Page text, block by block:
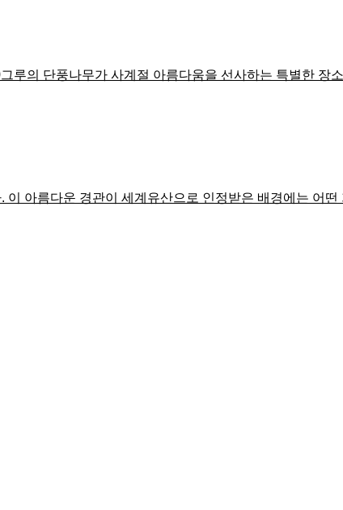
루의 단풍나무가 사계절 아름다움을 선사하는 특별한 장
아름다운 경관이 세계유산으로 인정받은 배경에는 어